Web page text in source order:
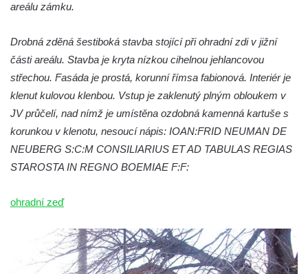
areálu zámku.
Drobná zděná šestiboká stavba stojící při ohradní zdi v jižní
části areálu. Stavba je kryta nízkou cihelnou jehlancovou
střechou. Fasáda je prostá, korunní římsa fabionová. Interiér je
klenut kulovou klenbou. Vstup je zaklenutý plným obloukem v
JV průčelí, nad nímž je umístěna ozdobná kamenná kartuše s
korunkou v klenotu, nesoucí nápis: IOAN:FRID NEUMAN DE
NEUBERG S:C:M CONSILIARIUS ET AD TABULAS REGIAS
STAROSTA IN REGNO BOEMIAE F:F:
ohradní zeď